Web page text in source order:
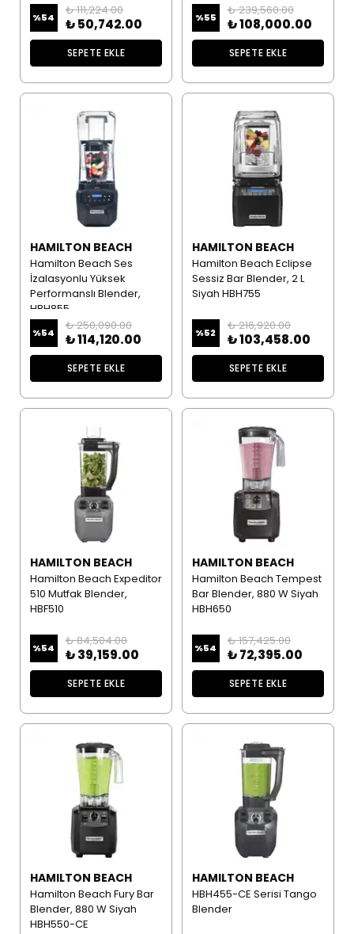
%54
₺ 111,224.00
₺ 50,742.00
SEPETE EKLE
%55
₺ 239,560.00
₺ 108,000.00
SEPETE EKLE
HAMILTON BEACH
Hamilton Beach Ses
İzalasyonlu Yüksek
Performanslı Blender,
HBH855
%54
₺ 250,090.00
₺ 114,120.00
SEPETE EKLE
HAMILTON BEACH
Hamilton Beach Eclipse
Sessiz Bar Blender, 2 L
Siyah HBH755
%52
₺ 216,920.00
₺ 103,458.00
SEPETE EKLE
HAMILTON BEACH
Hamilton Beach Expeditor
510 Mutfak Blender,
HBF510
%54
₺ 84,504.00
₺ 39,159.00
SEPETE EKLE
HAMILTON BEACH
Hamilton Beach Tempest
Bar Blender, 880 W Siyah
HBH650
%54
₺ 157,425.00
₺ 72,395.00
SEPETE EKLE
HAMILTON BEACH
Hamilton Beach Fury Bar
Blender, 880 W Siyah
HBH550-CE
HAMILTON BEACH
HBH455-CE Serisi Tango
Blender